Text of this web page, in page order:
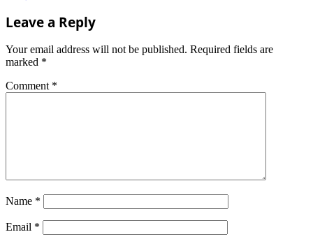
Leave a Reply
Your email address will not be published. Required fields are
marked *
Comment *
Name *
Email *